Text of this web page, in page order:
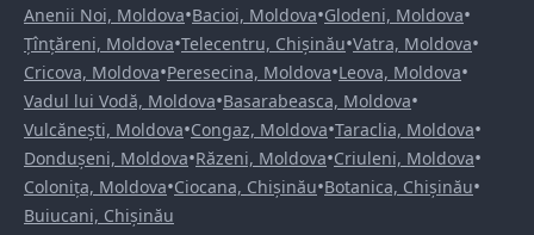
Anenii Noi, Moldova•Bacioi, Moldova•Glodeni, Moldova•
Țînțăreni, Moldova•Telecentru, Chișinău•Vatra, Moldova•
Cricova, Moldova•Peresecina, Moldova•Leova, Moldova•
Vadul lui Vodă, Moldova•Basarabeasca, Moldova•
Vulcănești, Moldova•Congaz, Moldova•Taraclia, Moldova•
Dondușeni, Moldova•Răzeni, Moldova•Criuleni, Moldova•
Colonița, Moldova•Ciocana, Chișinău•Botanica, Chișinău•
Buiucani, Chișinău